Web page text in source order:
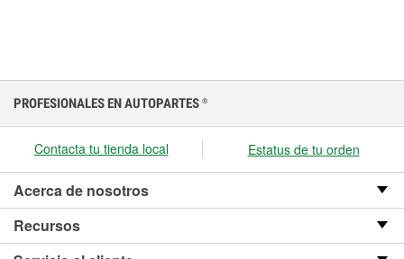
PROFESIONALES EN AUTOPARTES ®
Contacta tu tienda local Estatus de tu orden
Acerca de nosotros
Recursos